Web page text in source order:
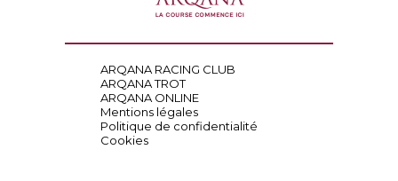
ARQANA RACING CLUB
ARQANA TROT
ARQANA ONLINE
Mentions légales
Politique de confidentialité
Cookies